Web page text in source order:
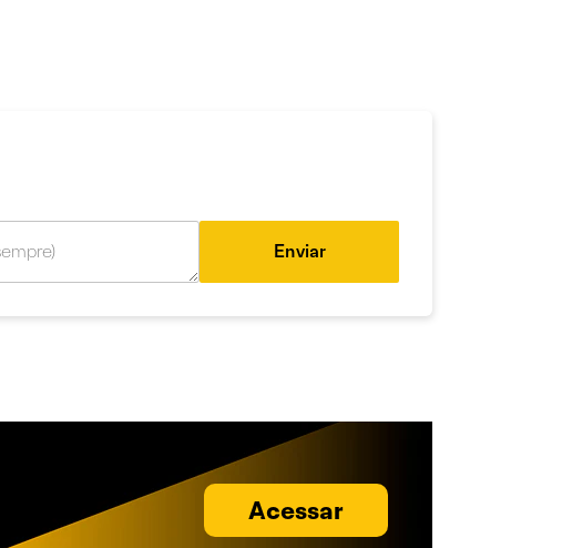
Enviar
Acessar